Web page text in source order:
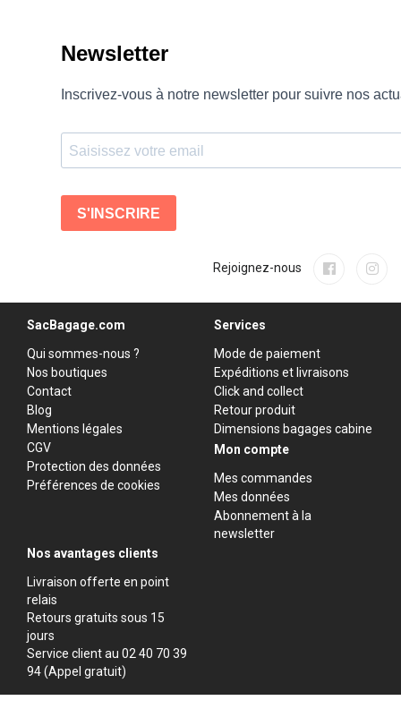
Rejoignez-nous
SacBagage.com
Qui sommes-nous ?
Nos boutiques
Contact
Blog
Mentions légales
CGV
Protection des données
Préférences de cookies
Services
Mode de paiement
Expéditions et livraisons
Click and collect
Retour produit
Dimensions bagages cabine
Mon compte
Mes commandes
Mes données
Abonnement à la
newsletter
Nos avantages clients
Livraison offerte en point
relais
Retours gratuits sous 15
jours
Service client au 02 40 70 39
94 (Appel gratuit)